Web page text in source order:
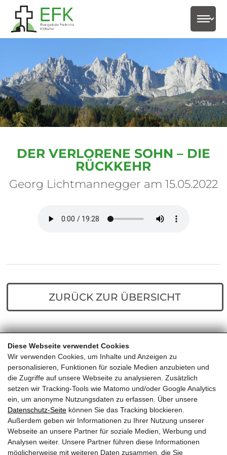
Diese Webseite verwendet Cookies
Wir verwenden Cookies, um Inhalte und Anzeigen zu
personalisieren, Funktionen für soziale Medien anzubieten und
die Zugriffe auf unsere Webseite zu analysieren. Zusätzlich
setzen wir Tracking-Tools wie Matomo und/oder Google Analytics
ein, um anonyme Nutzungsdaten zu erfassen. Über unsere
Datenschutz-Seite können Sie das Tracking blockieren.
Außerdem geben wir Informationen zu Ihrer Nutzung unserer
Webseite an unsere Partner für soziale Medien, Werbung und
Analysen weiter. Unsere Partner führen diese Informationen
möglicherweise mit weiteren Daten zusammen, die Sie
select-
DER VERLORENE SOHN – DIE
RÜCKKEHR
Georg Lichtmannegger am 15.05.2022
ZURÜCK ZUR ÜBERSICHT
Home Predigten
Der verlorene Sohn – Die
Rückkehr
EVANGELIKALE FREIKIRCHE
KITZBÜHEL